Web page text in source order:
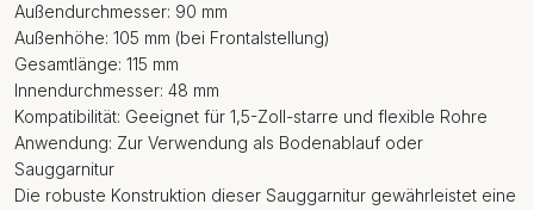
Außendurchmesser: 90 mm
Außenhöhe: 105 mm (bei Frontalstellung)
Gesamtlänge: 115 mm
Innendurchmesser: 48 mm
Kompatibilität: Geeignet für 1,5-Zoll-starre und flexible Rohre
Anwendung: Zur Verwendung als Bodenablauf oder
Sauggarnitur
Die robuste Konstruktion dieser Sauggarnitur gewährleistet eine